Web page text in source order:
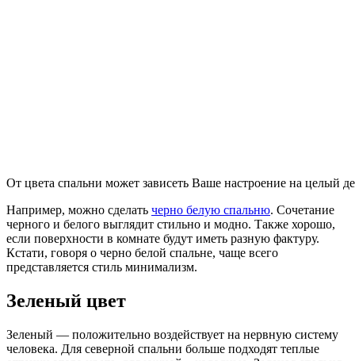
От цвета спальни может зависеть Ваше настроение на целый
Например, можно сделать черно белую спальню. Сочетание
черного и белого выглядит стильно и модно. Также хорошо,
если поверхности в комнате будут иметь разную фактуру.
Кстати, говоря о черно белой спальне, чаще всего
представляется стиль минимализм.
Зеленый цвет
Зеленый — положительно воздействует на нервную систему
человека. Для северной спальни больше подходят теплые